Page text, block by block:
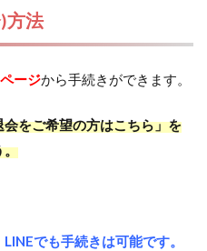
方法
ージから手続きができます。
をご希望の方はこちら」を
。
でも手続きは可能です。